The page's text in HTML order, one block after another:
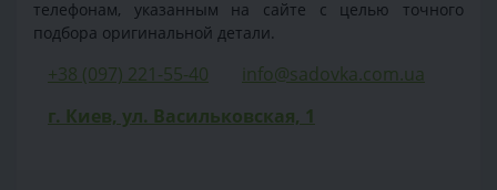
телефонам, указанным на сайте с целью точного
подбора оригинальной детали.
+38 (097) 221-55-40
info@sadovka.com.ua
г. Киев, ул. Васильковская, 1